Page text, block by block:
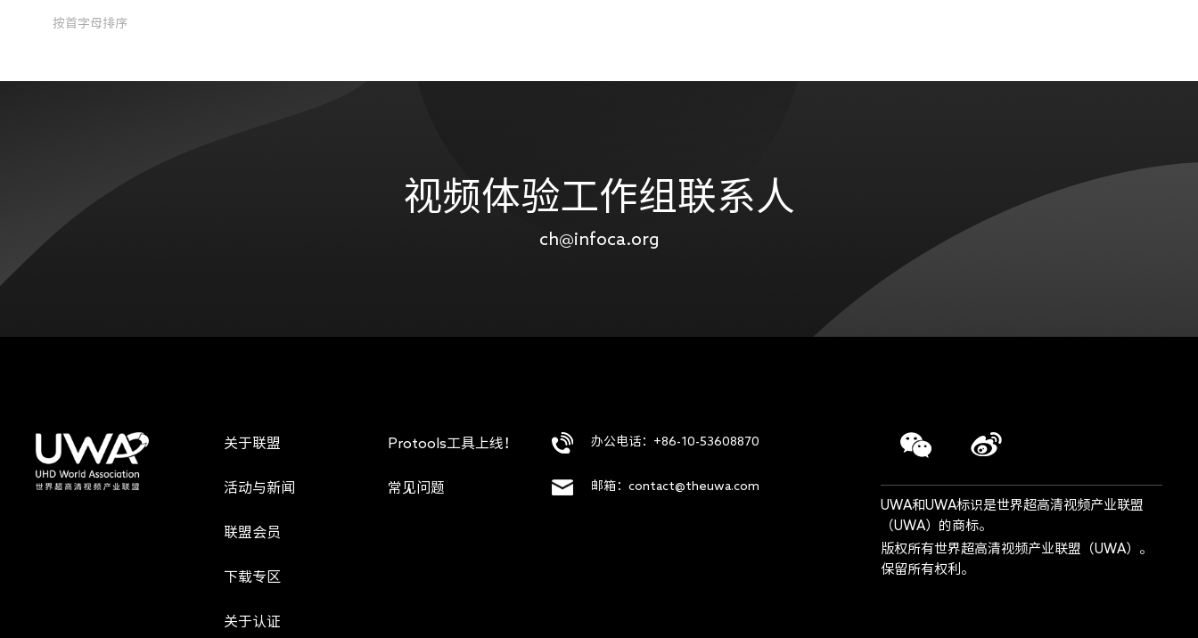
按首字母排序
视频体验工作组联系人
ch@infoca.org
关于联盟
活动与新闻
联盟会员
下载专区
关于认证
Protools工具上线！
常见问题
办公电话：+86-10-53608870
邮箱：contact@theuwa.com
UWA和UWA标识是世界超高清视频产业联盟
（UWA）的商标。
版权所有世界超高清视频产业联盟（UWA）。
保留所有权利。